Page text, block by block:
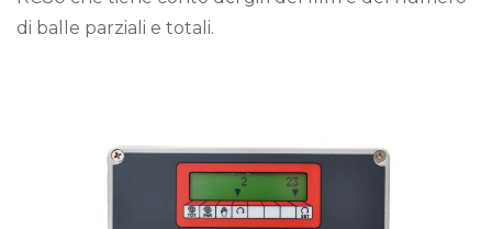
di balle parziali e totali.